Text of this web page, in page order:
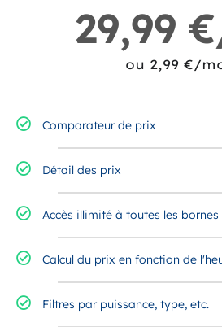
29,99
ou 2,99 €/
Comparateur de prix
Détail des prix
Accès illimité à toutes les bornes
Calcul du prix en fonction de
Filtres par puissance, type, etc.